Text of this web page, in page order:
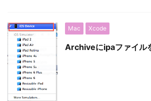
Mac Xcode
Archiveにipaファイル